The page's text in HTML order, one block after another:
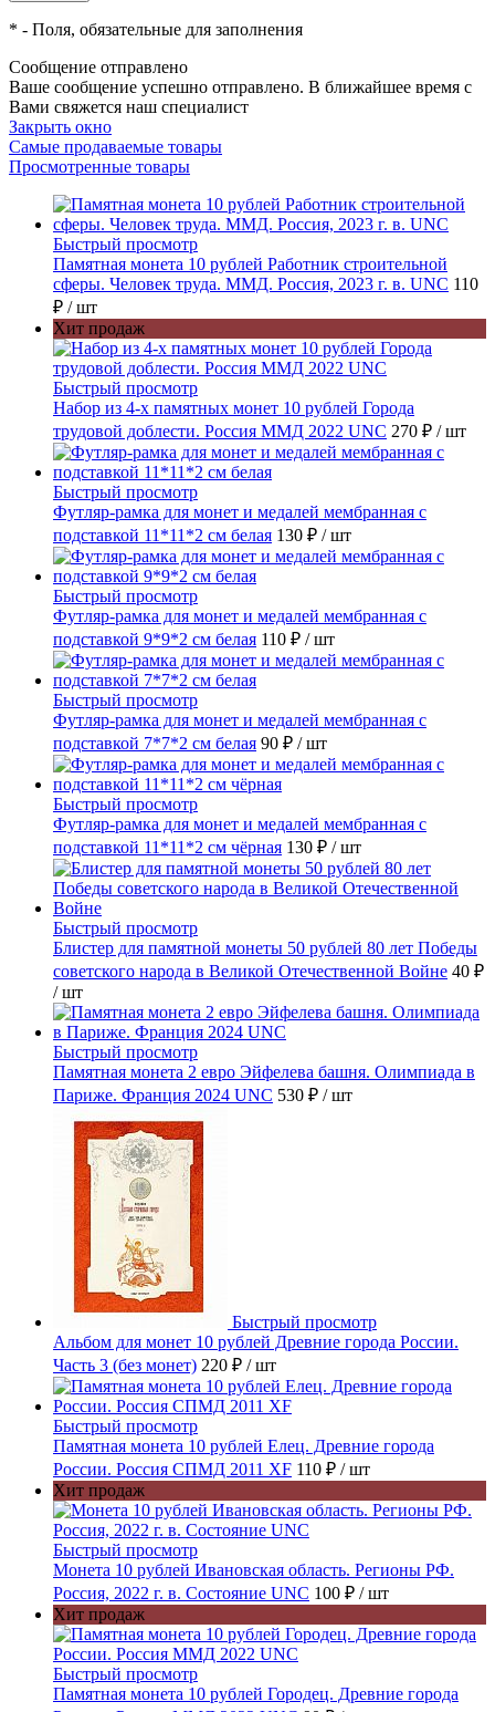
* - Поля, обязательные для заполнения
Сообщение отправлено
Ваше сообщение успешно отправлено. В ближайшее время с
Вами свяжется наш специалист
Закрыть окно
Самые продаваемые товары
Просмотренные товары
Быстрый просмотр
Памятная монета 10 рублей Работник строительной
сферы. Человек труда. ММД. Россия, 2023 г. в. UNC 110
₽ / шт
Хит продаж
Быстрый просмотр
Набор из 4-х памятных монет 10 рублей Города
трудовой доблести. Россия ММД 2022 UNC 270 ₽ / шт
Быстрый просмотр
Футляр-рамка для монет и медалей мембранная с
подставкой 11*11*2 см белая 130 ₽ / шт
Быстрый просмотр
Футляр-рамка для монет и медалей мембранная с
подставкой 9*9*2 см белая 110 ₽ / шт
Быстрый просмотр
Футляр-рамка для монет и медалей мембранная с
подставкой 7*7*2 см белая 90 ₽ / шт
Быстрый просмотр
Футляр-рамка для монет и медалей мембранная с
подставкой 11*11*2 см чёрная 130 ₽ / шт
Быстрый просмотр
Блистер для памятной монеты 50 рублей 80 лет Победы
советского народа в Великой Отечественной Войне 40 ₽
/ шт
Быстрый просмотр
Памятная монета 2 евро Эйфелева башня. Олимпиада в
Париже. Франция 2024 UNC 530 ₽ / шт
Быстрый просмотр
Альбом для монет 10 рублей Древние города России.
Часть 3 (без монет) 220 ₽ / шт
Быстрый просмотр
Памятная монета 10 рублей Елец. Древние города
России. Россия СПМД 2011 XF 110 ₽ / шт
Хит продаж
Быстрый просмотр
Монета 10 рублей Ивановская область. Регионы РФ.
Россия, 2022 г. в. Состояние UNC 100 ₽ / шт
Хит продаж
Быстрый просмотр
Памятная монета 10 рублей Городец. Древние города